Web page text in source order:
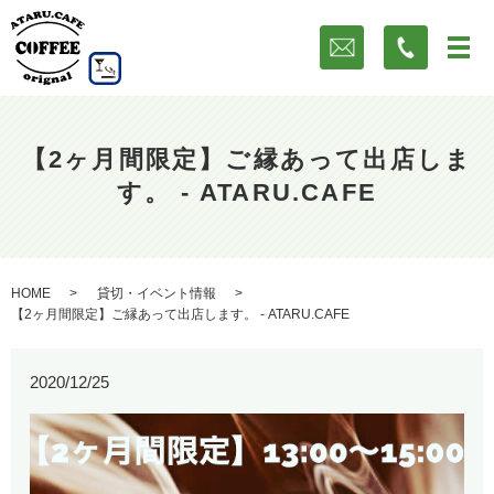
【2ヶ月間限定】ご縁あって出店しま
す。 - ATARU.CAFE
HOME
貸切・イベント情報
【2ヶ月間限定】ご縁あって出店します。 - ATARU.CAFE
2020/12/25